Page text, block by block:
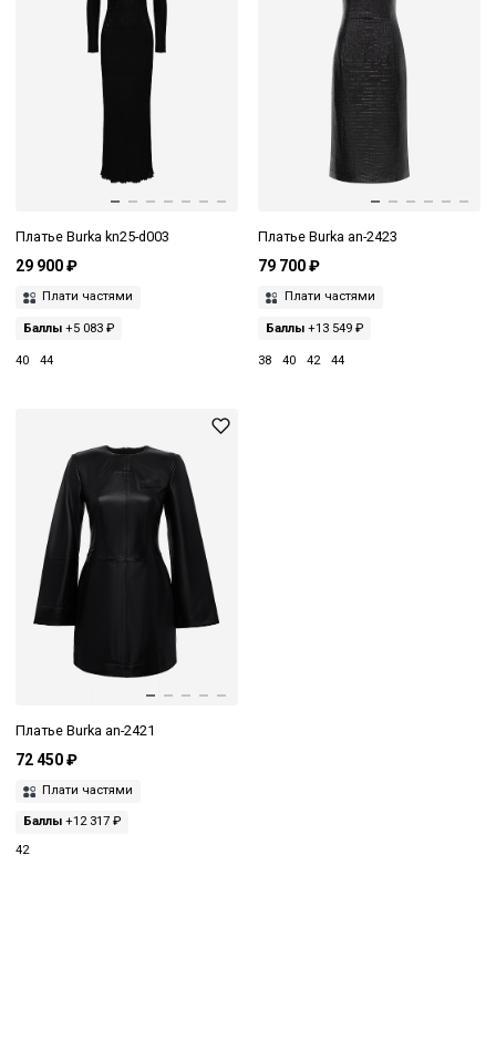
Платье Burka kn25-d003
29 900 ₽
Плати частями
Баллы +5 083 ₽
40 44
Платье Burka an-2423
79 700 ₽
Плати частями
Баллы+13 549 ₽
38 40 42 44
Платье Burka an-2421
72 450 ₽
Плати частями
Баллы +12 317 ₽
42